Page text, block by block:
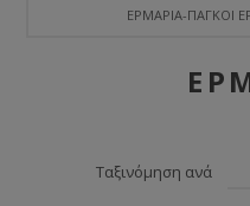
ΕΡΜΆΡΙΑ-ΠΆΓΚΟΙ
Ταξινόμηση ανά